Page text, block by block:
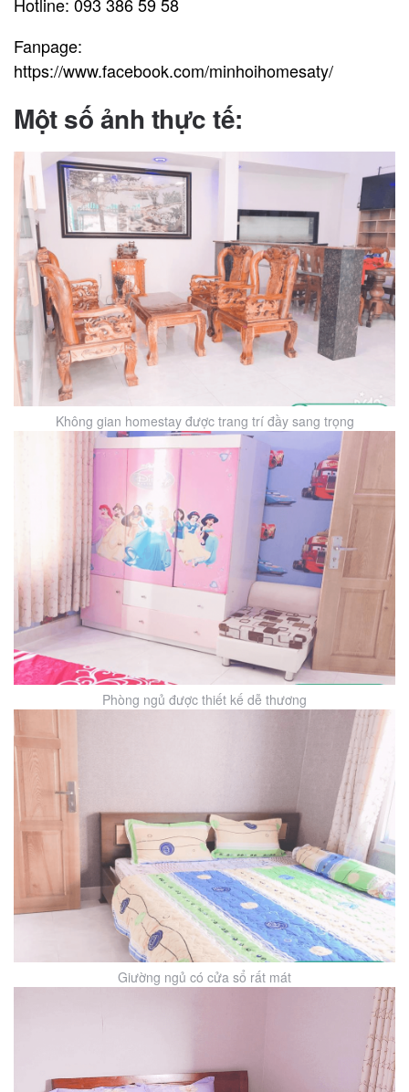
Fanpage:
https://www.facebook.com/minhoihomesaty/
Một số ảnh thực tế:
Không gian homestay được trang trí đầy sang trọng
Phòng ngủ được thiết kế dễ thương
Giường ngủ có cửa sổ rất mát